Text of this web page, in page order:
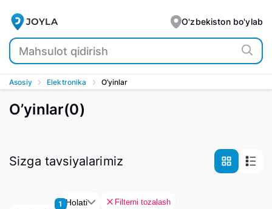
JOYLA O'zbekiston bo'ylab
Asosiy Elektronika O’yinlar
O’yinlar(0)
Sizga tavsiyalarimiz
1 Holati Filterni tozalash